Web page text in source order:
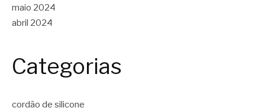
maio 2024
abril 2024
Categorias
cordão de silicone